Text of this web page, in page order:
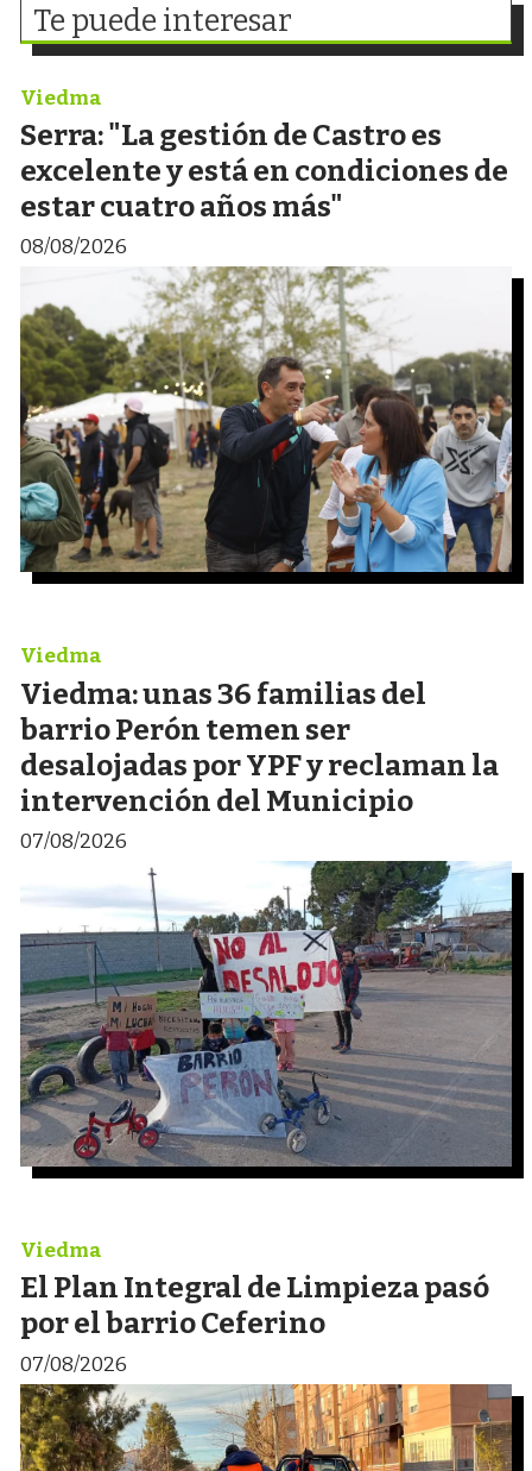
Te puede interesar
Serra: "La gestión de Castro es
excelente y está en condiciones de
estar cuatro años más"
Viedma
08/08/2026
Viedma: unas 36 familias del
barrio Perón temen ser
desalojadas por YPF y reclaman la
intervención del Municipio
Viedma
07/08/2026
El Plan Integral de Limpieza pasó
por el barrio Ceferino
Viedma
07/08/2026